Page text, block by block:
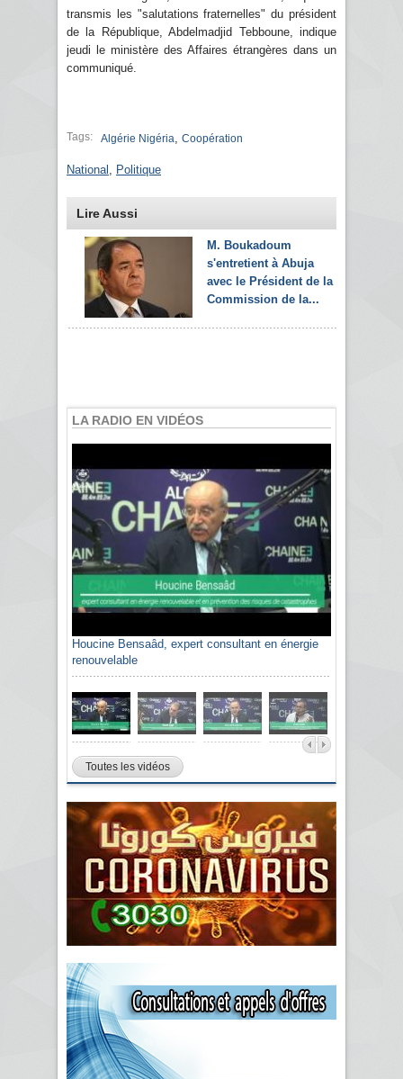
transmis les "salutations fraternelles" du président
de la République, Abdelmadjid Tebboune, indique
jeudi le ministère des Affaires étrangères dans un
communiqué.
Tags: Algérie Nigéria Coopération
National Politique
Lire Aussi
M. Boukadoum
s'entretient à Abuja
avec le Président de la
Commission de la...
LA RADIO EN VIDÉOS
Houcine Bensaâd, expert consultant en énergie
renouvelable
Toutes les vidéos